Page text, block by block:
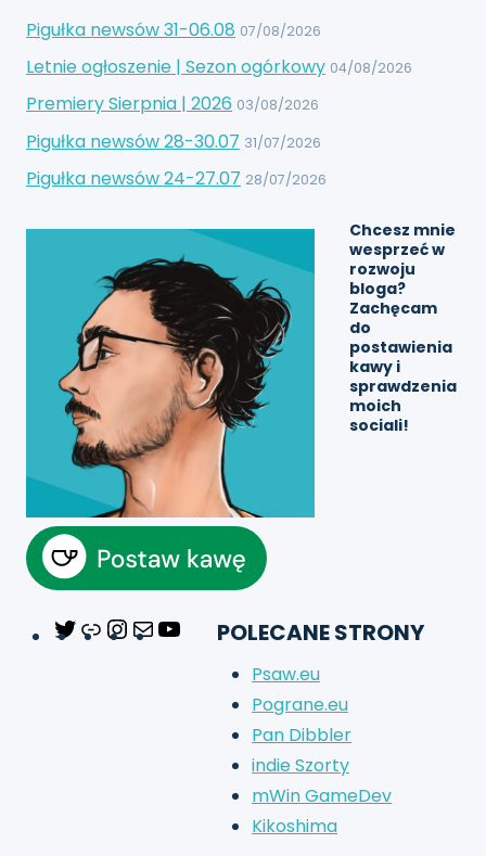
Pigułka newsów 31-06.08 07/08/2026
Letnie ogłoszenie | Sezon ogórkowy 04/08/2026
Premiery Sierpnia | 2026 03/08/2026
Pigułka newsów 28-30.07 31/07/2026
Pigułka newsów 24-27.07 28/07/2026
Chcesz mnie
wesprzeć w
rozwoju
bloga?
Zachęcam
do
postawienia
kawy i
sprawdzenia
moich
sociali!
Twitter
LinkInstagram
Mail YouTube
POLECANE STRONY
Psaw.eu
Pograne.eu
Pan Dibbler
indie Szorty
mWin GameDev
Kikoshima